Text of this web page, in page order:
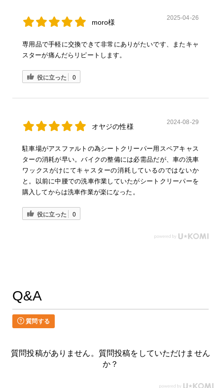
moro様
2025-04-26
専用品で手軽に交換できて非常にありがたいです、またキャ
スターが痛んだらリピートします。
役に立った 0
オヤジの性様
2024-08-29
駐車場がアスファルトの為シートクリーパー用スペアキャス
ターの消耗が早い。バイクの整備には必需品だが、車の洗車
ワックスがけにてキャスターの消耗しているのではないか
と。以前に中腰での洗車作業していたがシートクリーパーを
購入してからは洗車作業が楽になった。
役に立った 0
Q&A
質問する
質問投稿がありません。質問投稿をしていただけません
か？